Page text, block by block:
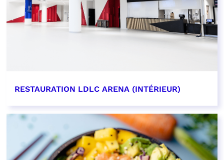
RESTAURATION LDLC ARENA (INTÉRIEUR)
EN SAVOIR PLUS